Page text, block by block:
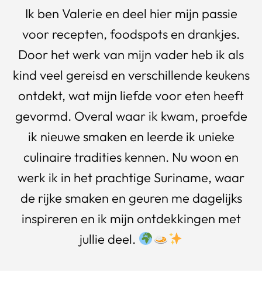
Ik ben Valerie en deel hier mijn passie
voor recepten, foodspots en drankjes.
Door het werk van mijn vader heb ik als
kind veel gereisd en verschillende keukens
ontdekt, wat mijn liefde voor eten heeft
gevormd. Overal waar ik kwam, proefde
ik nieuwe smaken en leerde ik unieke
culinaire tradities kennen. Nu woon en
werk ik in het prachtige Suriname, waar
de rijke smaken en geuren me dagelijks
inspireren en ik mijn ontdekkingen met
jullie deel.